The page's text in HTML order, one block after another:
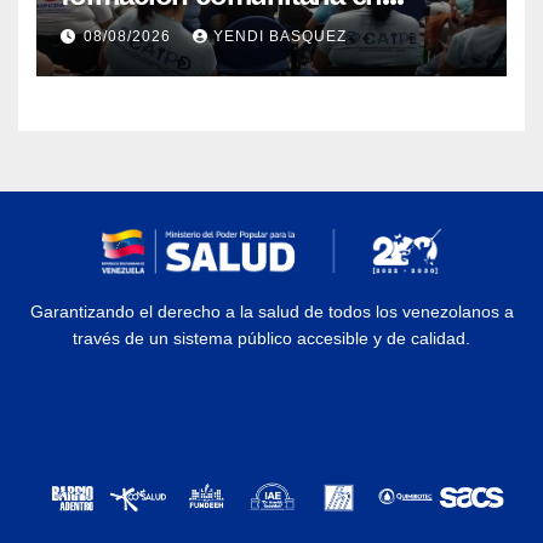
atención a personas con
discapacidad
08/08/2026 YENDI BASQUEZ
Garantizando el derecho a la salud de todos los venezolanos a
través de un sistema público accesible y de calidad.